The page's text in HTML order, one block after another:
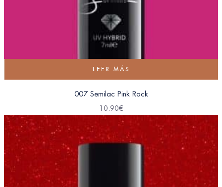
LEER MÁS
007 Semilac Pink Rock
10.90€